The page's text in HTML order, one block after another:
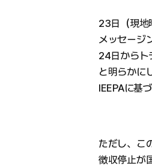
23日（現地
メッセージ
24日からト
と明らかに
IEEPAに基
ただし、こ
徴収停止が